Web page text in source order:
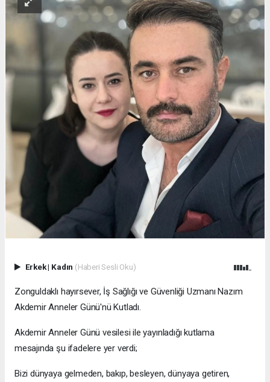
Erkek| Kadın (Haberi Sesli Oku)
Zonguldaklı hayırsever, İş Sağlığı ve Güvenliği Uzmanı Nazım
Akdemir Anneler Günü'nü Kutladı.
Akdemir Anneler Günü vesilesi ile yayınladığı kutlama
mesajında şu ifadelere yer verdi;
Bizi dünyaya gelmeden, bakıp, besleyen, dünyaya getiren,